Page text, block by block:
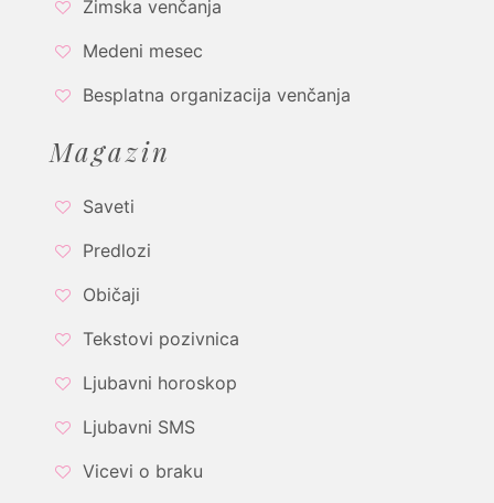
Zimska venčanja
Medeni mesec
Besplatna organizacija venčanja
Magazin
Saveti
Predlozi
Običaji
Tekstovi pozivnica
Ljubavni horoskop
Ljubavni SMS
Vicevi o braku